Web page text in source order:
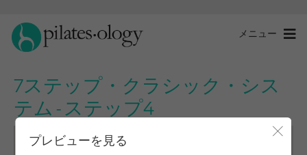
メニュー
7ステップ・クラシック・シス
テム - ステップ4
プレビューを見る